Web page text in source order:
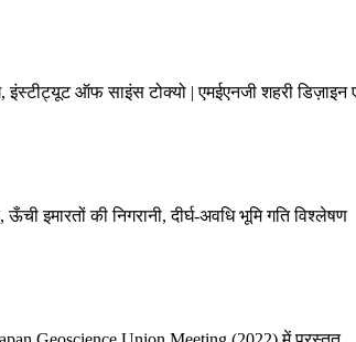
इंस्टीट्यूट ऑफ साइंस टोक्यो | एमईएनजी शहरी डिज़ाइन
इमारतों की निगरानी, दीर्घ-अवधि भूमि गति विश्लेषण